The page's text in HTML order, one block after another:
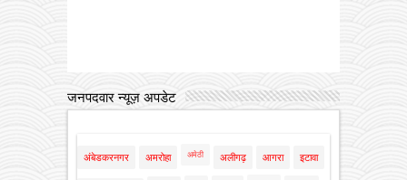
जनपदवार न्यूज़ अपडेट
अंबेडकरनगर अमरोहा अमेठी अलीगढ़ आगरा इटावा